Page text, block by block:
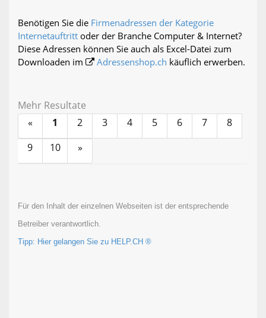
Benötigen Sie die Firmenadressen der Kategorie
Internetauftritt oder der Branche Computer & Internet?
Diese Adressen können Sie auch als Excel-Datei zum
Downloaden im
Adressenshop.ch käuflich erwerben.
Mehr Resultate
«
1 2 3 4 5 6 7
8
9
10 »
Für den Inhalt der einzelnen Webseiten ist der entsprechende
Betreiber verantwortlich.
Tipp: Hier gelangen Sie zu HELP.CH ®